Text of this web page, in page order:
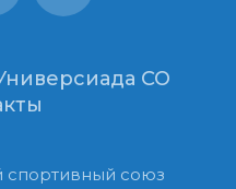
СО
спортивный союз